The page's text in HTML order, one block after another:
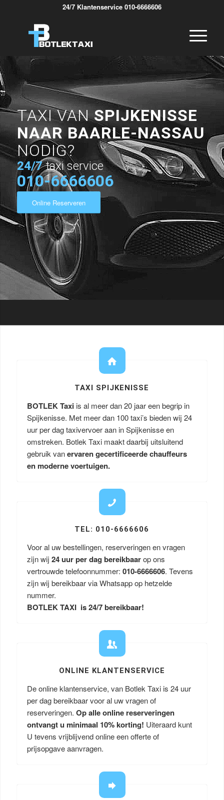
24/7 Klantenservice 010-6666606
TAXI VANSPIJKENISSE
NAAR BAARLE-NASSAU
NODIG?
24/7 taxi service
010-6666606
Online Reserveren
TAXI SPIJKENISSE
BOTLEK Taxi is al meer dan 20 jaar een begrip in
Spijkenisse. Met meer dan 100 taxi’s bieden wij 24
uur per dag taxivervoer aan in Spijkenisse en
omstreken. Botlek Taxi maakt daarbij uitsluitend
gebruik vanervaren gecertificeerde chauffeurs
en moderne voertuigen.
TEL: 010-6666606
Voor al uw bestellingen, reserveringen en vragen
zijn wij 24 uur per dag bereikbaarop ons
vertrouwde telefoonnummer: 010-6666606. Tevens
zijn wij bereikbaar via Whatsapp op hetzelde
nummer.
BOTLEK TAXI is 24/7 bereikbaar!
ONLINE KLANTENSERVICE
De online klantenservice, van Botlek Taxi is 24 uur
per dag bereikbaar voor al uw vragen of
reserveringen. Op alle online reserveringen
ontvangt u minimaal 10% korting! Uiteraard kunt
U tevens vrijblijvend online een offerte of
prijsopgave aanvragen.